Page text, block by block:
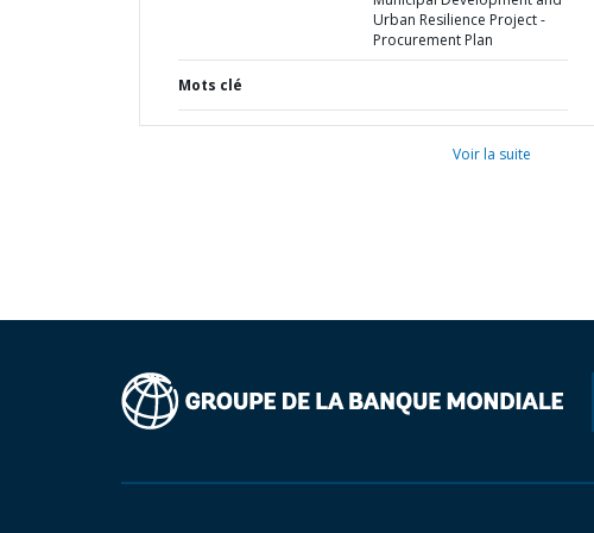
Urban Resilience Project -
Procurement Plan
Mots clé
Voir la suite